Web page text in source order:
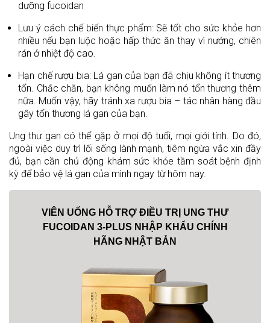
dưỡng fucoidan
Lưu ý cách chế biến thực phẩm: Sẽ tốt cho sức khỏe hơn
nhiều nếu bạn luộc hoặc hấp thức ăn thay vì nướng, chiên
rán ở nhiệt độ cao.
Hạn chế rượu bia: Lá gan của bạn đã chịu không ít thương
tổn. Chắc chắn, bạn không muốn làm nó tổn thương thêm
nữa. Muốn vậy, hãy tránh xa rượu bia – tác nhân hàng đầu
gây tổn thương lá gan của bạn.
Ung thư gan có thể gặp ở mọi độ tuổi, mọi giới tính. Do đó,
ngoài việc duy trì lối sống lành mạnh, tiêm ngừa vắc xin đầy
đủ, bạn cần chủ động khám sức khỏe tầm soát bệnh định
kỳ để bảo vệ lá gan của mình ngay từ hôm nay.
VIÊN UỐNG HỖ TRỢ ĐIỀU TRỊ UNG THƯ
FUCOIDAN 3-PLUS NHẬP KHẨU CHÍNH
HÃNG NHẬT BẢN